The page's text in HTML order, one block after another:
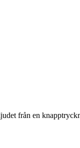
från en